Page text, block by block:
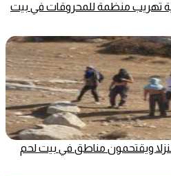
تهريب منظمة للمحروقات في بيت
ويقتحمون مناطق في بيت لحم